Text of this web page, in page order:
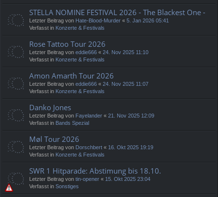
STELLA NOMINE FESTIVAL 2026 - The Blackest One -
Letzter Beitrag von Hate-Blood-Murder « 5. Jan 2026 05:41
Verfasst in Konzerte & Festivals
Rose Tattoo Tour 2026
Letzter Beitrag von eddie666 « 24. Nov 2025 11:10
Verfasst in Konzerte & Festivals
Amon Amarth Tour 2026
Letzter Beitrag von eddie666 « 24. Nov 2025 11:07
Verfasst in Konzerte & Festivals
Danko Jones
Letzter Beitrag von Fayelander « 21. Nov 2025 12:09
Verfasst in Bands Spezial
Møl Tour 2026
Letzter Beitrag von Dorschbert « 16. Okt 2025 19:19
Verfasst in Konzerte & Festivals
SWR 1 Hitparade: Abstimung bis 18.10.
Letzter Beitrag von tin-opener « 15. Okt 2025 23:04
Verfasst in Sonstiges